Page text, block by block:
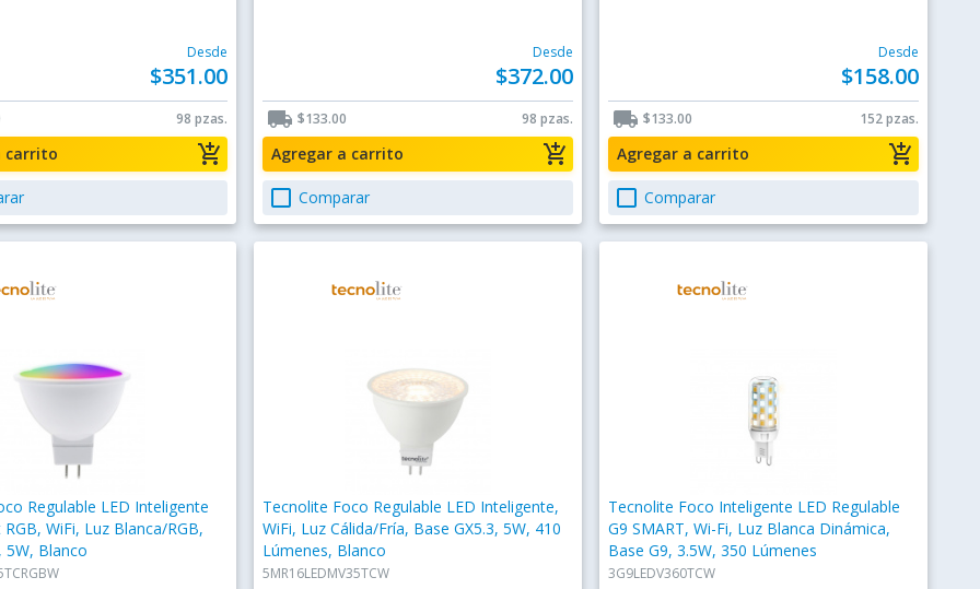
Desde
$351.00
98 pzas.
add_shopping_cart
carrito
Desde
$372.00
local_shipping $133.00 98 pzas.
add_shopping_cart
Agregar a carrito
check_box_outline_blank Comparar
Desde
$158.00
local_shipping $133.00 152 pzas.
add_shopping_cart
Agregar a carrito
check_box_outline_blank Comparar
Regulable LED Inteligente
WiFi, Luz Blanca/RGB,
5W, Blanco
Tecnolite Foco Regulable LED Inteligente,
WiFi, Luz Cálida/Fría, Base GX5.3, 5W, 410
Lúmenes, Blanco
5MR16LEDMV35TCW
Tecnolite Foco Inteligente LED Regulable
G9 SMART, Wi-Fi, Luz Blanca Dinámica,
Base G9, 3.5W, 350 Lúmenes
3G9LEDV360TCW